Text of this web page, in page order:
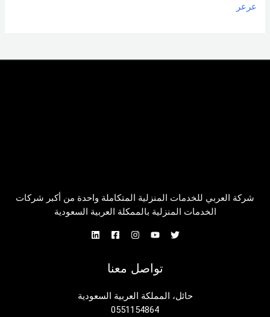
عرعر
شركة العربي للخدمات المنزلية المتكاملة واحدة من أكبر شركات
الخدمات المنزلية بالممكلة العربية السعودية
تواصل معنا
حائل، المملكة العربية السعودية
0551154864